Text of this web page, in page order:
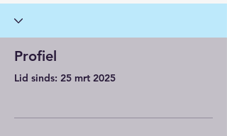
Profiel
Lid sinds: 25 mrt 2025